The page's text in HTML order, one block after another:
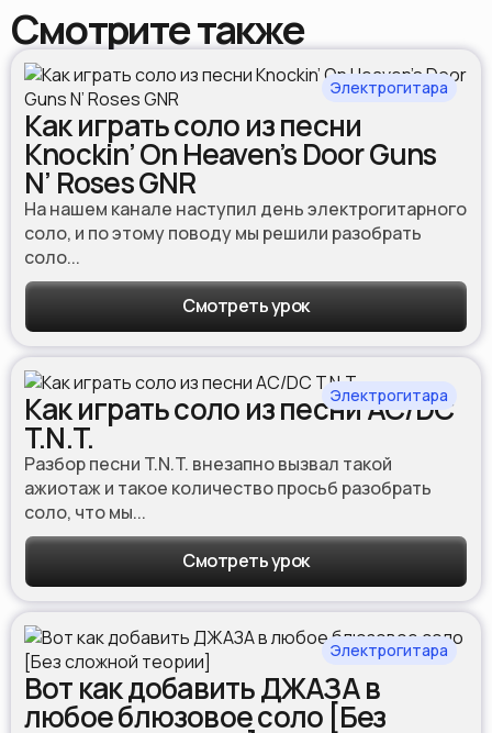
Смотрите также
Электрогитара
Как играть соло из песни
Knockin’ On Heaven’s Door Guns
N’ Roses GNR
На нашем канале наступил день электрогитарного
соло, и по этому поводу мы решили разобрать
соло...
Смотреть урок
Электрогитара
Как играть соло из песни AC/DC
T.N.T.
Разбор песни T.N.T. внезапно вызвал такой
ажиотаж и такое количество просьб разобрать
соло, что мы...
Смотреть урок
Электрогитара
Вот как добавить ДЖАЗА в
любое блюзовое соло [Без